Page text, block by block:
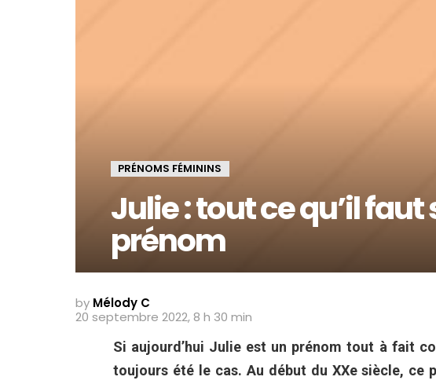
PRÉNOMS FÉMININS
Julie : tout ce qu’il
prénom
by Mélody C
20 septembre 2022, 8 h 30 min
Si aujourd’hui Julie est un prénom tout à fait
toujours été le cas. Au début du XXe siècle, ce